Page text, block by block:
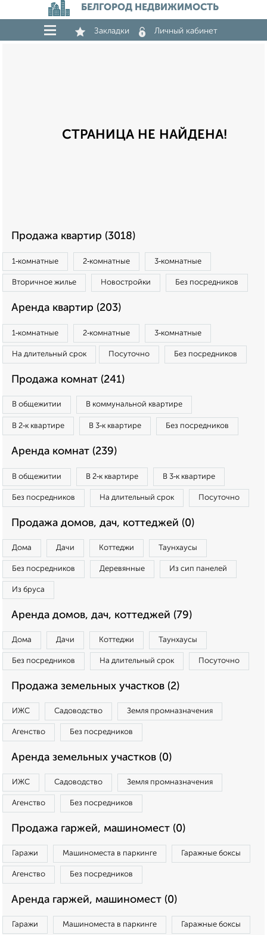
БЕЛГОРОД НЕДВИЖИМОСТЬ
Закладки Личный кабинет
СТРАНИЦА НЕ НАЙДЕНА!
Продажа квартир (3018)
1‑комнатные 2‑комнатные 3‑комнатные
Вторичное жилье Новостройки Без посредников
Аренда квартир (203)
1‑комнатные 2‑комнатные 3‑комнатные
На длительный срок Посуточно Без посредников
Продажа комнат (241)
В общежитии В коммунальной квартире
В 2‑к квартире В 3‑к квартире Без посредников
Аренда комнат (239)
В общежитии В 2‑к квартире В 3‑к квартире
Без посредников На длительный срок Посуточно
Продажа домов, дач, коттеджей (0)
Дома Дачи Коттеджи Таунхаусы
Без посредников Деревянные Из сип панелей
Из бруса
Аренда домов, дач, коттеджей (79)
Дома Дачи Коттеджи Таунхаусы
Без посредников На длительный срок Посуточно
Продажа земельных участков (2)
ИЖС Садоводство Земля промназначения
Агенство Без посредников
Аренда земельных участков (0)
ИЖС Садоводство Земля промназначения
Агенство Без посредников
Продажа гаржей, машиномест (0)
Гаражи Машиноместа в паркинге Гаражные боксы
Агенство Без посредников
Аренда гаржей, машиномест (0)
Гаражи Машиноместа в паркинге Гаражные боксы